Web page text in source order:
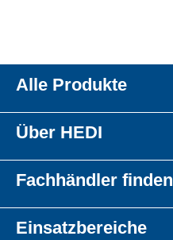
Alle Produkte
Über HEDI
Fachhändler finden
Einsatzbereiche